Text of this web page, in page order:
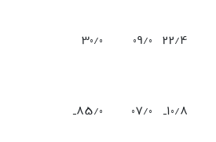
۲۲/۴ ۰۹/۰ ۳۰/۰
۱۰/۸ـ ۰۷/۰ ۸۵/۰ـ